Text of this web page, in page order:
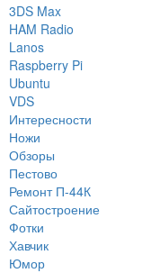
3DS Max
HAM Radio
Lanos
Raspberry Pi
Ubuntu
VDS
Интересности
Ножи
Обзоры
Пестово
Ремонт П-44К
Сайтостроение
Фотки
Хавчик
Юмор